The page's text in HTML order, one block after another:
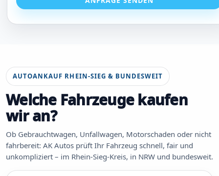
AUTOANKAUF RHEIN-SIEG & BUNDESWEIT
Welche Fahrzeuge kaufen
wir an?
Ob Gebrauchtwagen, Unfallwagen, Motorschaden oder nicht
fahrbereit: AK Autos prüft Ihr Fahrzeug schnell, fair und
unkompliziert – im Rhein-Sieg-Kreis, in NRW und bundesweit.